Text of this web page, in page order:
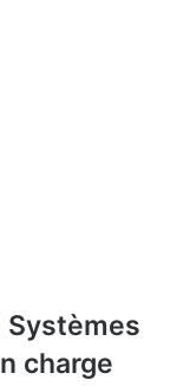
Systèmes
charge